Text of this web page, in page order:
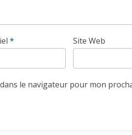
* Site Web
le navigateur pour mon